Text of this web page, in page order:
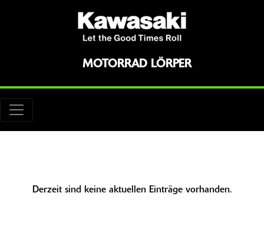
MOTORRAD LÖRPER
Derzeit sind keine aktuellen Einträge vorhanden.